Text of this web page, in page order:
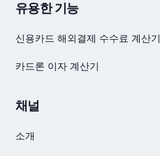
유용한 기능
신용카드 해외결제 수수료 계산기
카드론 이자 계산기
채널
소개